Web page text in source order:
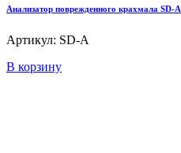
Анализатор поврежденного крахмала SD-A
Артикул: SD-A
В корзину